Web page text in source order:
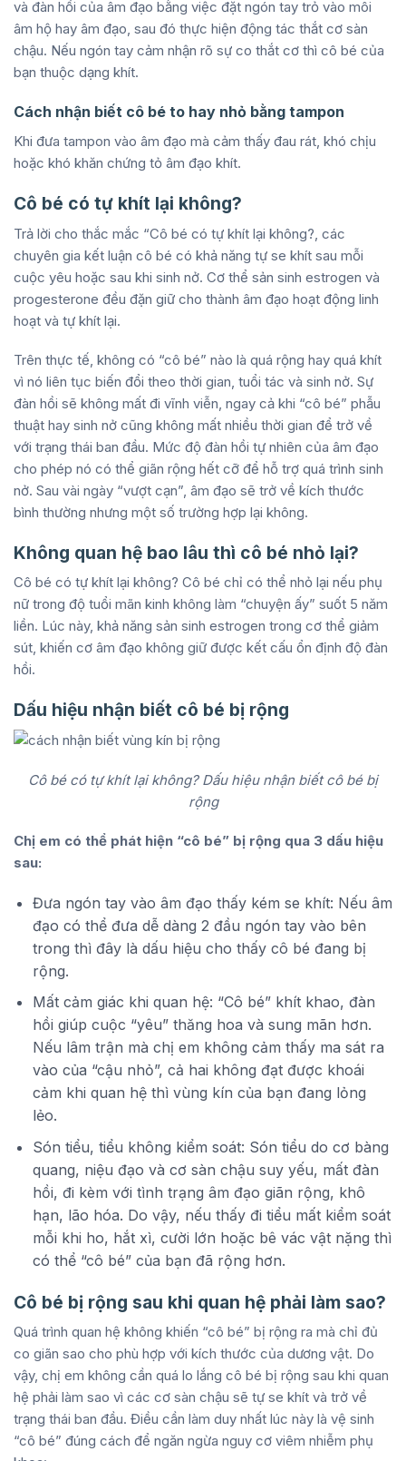
và đàn hồi của âm đạo bằng việc đặt ngón tay trỏ vào môi
âm hộ hay âm đạo, sau đó thực hiện động tác thắt cơ sàn
chậu. Nếu ngón tay cảm nhận rõ sự co thắt cơ thì cô bé của
bạn thuộc dạng khít.
Cách nhận biết cô bé to hay nhỏ bằng tampon
Khi đưa tampon vào âm đạo mà cảm thấy đau rát, khó chịu
hoặc khó khăn chứng tỏ âm đạo khít.
Cô bé có tự khít lại không?
Trả lời cho thắc mắc “Cô bé có tự khít lại không?, các
chuyên gia kết luận cô bé có khả năng tự se khít sau mỗi
cuộc yêu hoặc sau khi sinh nở. Cơ thể sản sinh estrogen và
progesterone đều đặn giữ cho thành âm đạo hoạt động linh
hoạt và tự khít lại.
Trên thực tế, không có “cô bé” nào là quá rộng hay quá khít
vì nó liên tục biến đổi theo thời gian, tuổi tác và sinh nở. Sự
đàn hồi sẽ không mất đi vĩnh viễn, ngay cả khi “cô bé” phẫu
thuật hay sinh nở cũng không mất nhiều thời gian để trở về
với trạng thái ban đầu. Mức độ đàn hồi tự nhiên của âm đạo
cho phép nó có thể giãn rộng hết cỡ để hỗ trợ quá trình sinh
nở. Sau vài ngày “vượt cạn”, âm đạo sẽ trở về kích thước
bình thường nhưng một số trường hợp lại không.
Không quan hệ bao lâu thì cô bé nhỏ lại?
Cô bé có tự khít lại không? Cô bé chỉ có thể nhỏ lại nếu phụ
nữ trong độ tuổi mãn kinh không làm “chuyện ấy” suốt 5 năm
liền. Lúc này, khả năng sản sinh estrogen trong cơ thể giảm
sút, khiến cơ âm đạo không giữ được kết cấu ổn định độ đàn
hồi.
Dấu hiệu nhận biết cô bé bị rộng
Cô bé có tự khít lại không? Dấu hiệu nhận biết cô bé bị
rộng
Chị em có thể phát hiện “cô bé” bị rộng qua 3 dấu hiệu
sau:
Đưa ngón tay vào âm đạo thấy kém se khít: Nếu âm
đạo có thể đưa dễ dàng 2 đầu ngón tay vào bên
trong thì đây là dấu hiệu cho thấy cô bé đang bị
rộng.
Mất cảm giác khi quan hệ: “Cô bé” khít khao, đàn
hồi giúp cuộc “yêu” thăng hoa và sung mãn hơn.
Nếu lâm trận mà chị em không cảm thấy ma sát ra
vào của “cậu nhỏ”, cả hai không đạt được khoái
cảm khi quan hệ thì vùng kín của bạn đang lỏng
lẻo.
Són tiểu, tiểu không kiểm soát: Són tiểu do cơ bàng
quang, niệu đạo và cơ sàn chậu suy yếu, mất đàn
hồi, đi kèm với tình trạng âm đạo giãn rộng, khô
hạn, lão hóa. Do vậy, nếu thấy đi tiểu mất kiểm soát
mỗi khi ho, hắt xì, cười lớn hoặc bê vác vật nặng thì
có thể “cô bé” của bạn đã rộng hơn.
Cô bé bị rộng sau khi quan hệ phải làm sao?
Quá trình quan hệ không khiến “cô bé” bị rộng ra mà chỉ đủ
co giãn sao cho phù hợp với kích thước của dương vật. Do
vậy, chị em không cần quá lo lắng cô bé bị rộng sau khi quan
hệ phải làm sao vì các cơ sàn chậu sẽ tự se khít và trở về
trạng thái ban đầu. Điều cần làm duy nhất lúc này là vệ sinh
“cô bé” đúng cách để ngăn ngừa nguy cơ viêm nhiễm phụ